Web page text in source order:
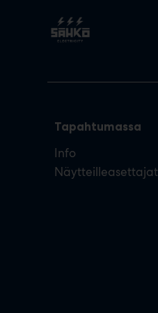
Tapahtumassa
Info
Näytteilleasettajat